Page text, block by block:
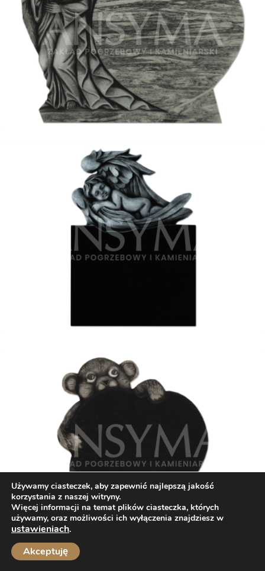
Używamy ciasteczek, aby zapewnić najlepszą jakość
korzystania z naszej witryny.
Więcej informacji na temat plików ciasteczka, których
używamy, oraz możliwości ich wyłączenia znajdziesz w
ustawieniach.
Akceptuję
Opinie